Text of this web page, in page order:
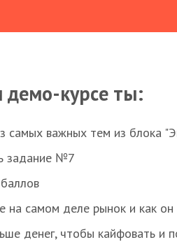
демо-курсе ты:
самых важных тем из блока
задание №7
на самом деле рынок и как он
денег, чтобы кайфовать и